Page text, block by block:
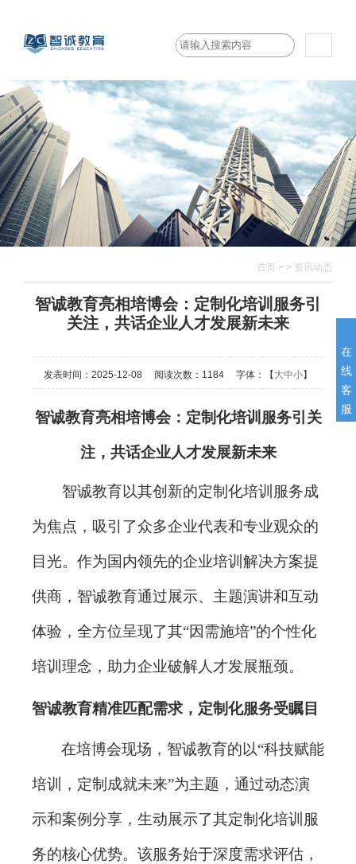
首页 > > 资讯动态
智诚教育亮相培博会：定制化培训服务引
关注，共话企业人才发展新未来
发表时间： 2025-12-08 阅读次数： 1184 字体：【 大中小】
智诚教育亮相培博会：定制化培训服务引关
注，共话企业人才发展新未来
智诚教育以其创新的定制化培训服务成
为焦点，吸引了众多企业代表和专业观众的
目光。作为国内领先的企业培训解决方案提
供商，智诚教育通过展示、主题演讲和互动
体验，全方位呈现了其“因需施培”的个性化
培训理念，助力企业破解人才发展瓶颈。
智诚教育精准匹配需求，定制化服务受瞩目
在培博会现场，智诚教育的以“科技赋能
培训，定制成就未来”为主题，通过动态演
示和案例分享，生动展示了其定制化培训服
务的核心优势。该服务始于深度需求评估，
在
线
客
服